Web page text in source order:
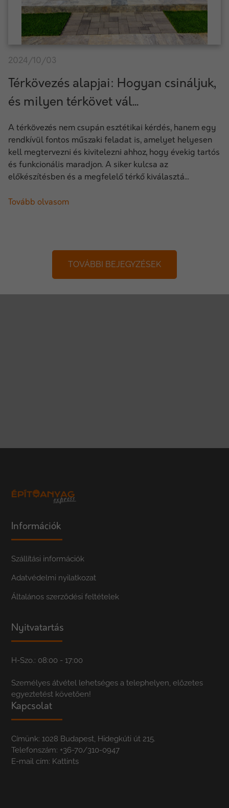
2024/10/03
Térkövezés alapjai: Hogyan csináljuk,
és milyen térkövet vál...
A térkövezés nem csupán esztétikai kérdés, hanem egy
rendkívül fontos műszaki feladat is, amelyet helyesen
kell megtervezni és kivitelezni ahhoz, hogy évekig tartós
és funkcionális maradjon. A siker kulcsa az
előkészítésben és a megfelelő térkő kiválasztá...
Tovább olvasom
TOVÁBBI BEJEGYZÉSEK
Információk
Szállítási információk
Adatvédelmi nyilatkozat
Általános szerződési feltételek
Nyitvatartás
H-Szo.: 08:00 - 17:00
Személyes átvétel lehetséges a telephelyen, előzetes
egyeztetést követően!
Kapcsolat
Címünk: 1028 Budapest, Hidegkúti út 215.
Telefonszám: +36-70/310-0947
E-mail cím: Kattints